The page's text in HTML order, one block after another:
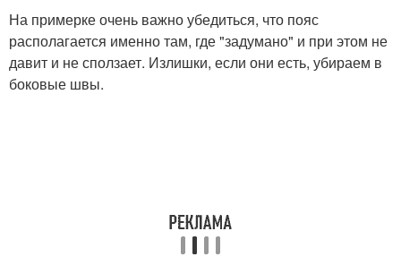
На примерке очень важно убедиться, что пояс
располагается именно там, где "задумано" и при этом не
давит и не сползает. Излишки, если они есть, убираем в
боковые швы.